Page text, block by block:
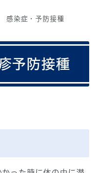
感染症・予防接種
予防接種